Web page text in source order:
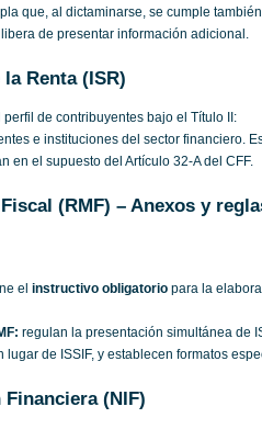
que, al dictaminarse, se cumple
de presentar información adicional.
Renta (ISR)
de contribuyentes bajo el Título II:
e instituciones del sector financiero.
en el supuesto del Artículo 32‑A del CFF.
(RMF) – Anexos y
el instructivo obligatorio para la
regulan la presentación simultánea de
de ISSIF, y establecen formatos
(NIF)